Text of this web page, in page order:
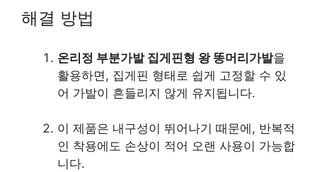
해결 방법
온리정 부분가발 집게핀형 왕 똥머리가발을
활용하면, 집게핀 형태로 쉽게 고정할 수 있
어 가발이 흔들리지 않게 유지됩니다.
이 제품은 내구성이 뛰어나기 때문에, 반복적
인 착용에도 손상이 적어 오랜 사용이 가능합
니다.